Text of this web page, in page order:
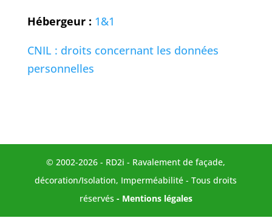
Hébergeur : 1&1
CNIL : droits concernant les données
personnelles
© 2002-2026 - RD2i - Ravalement de façade,
décoration/Isolation, Imperméabilité - Tous droits
réservés - Mentions légales